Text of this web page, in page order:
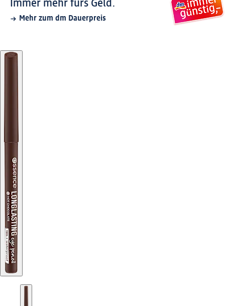
Immer mehr fürs Geld.
Mehr zum dm Dauerpreis